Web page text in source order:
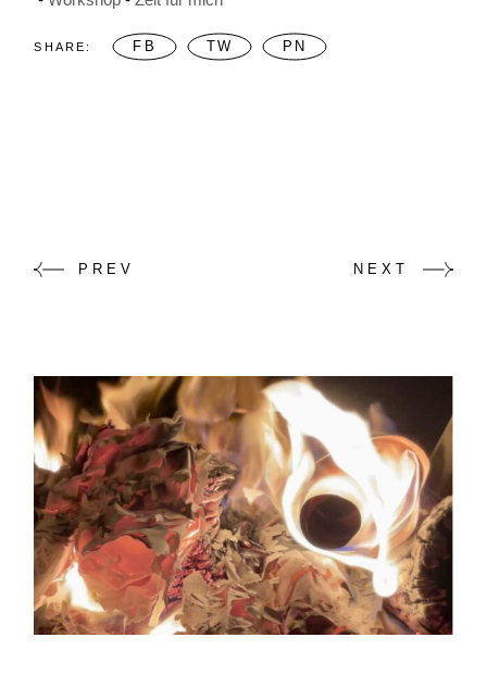
SHARE: FB TW PN
PREV NEXT